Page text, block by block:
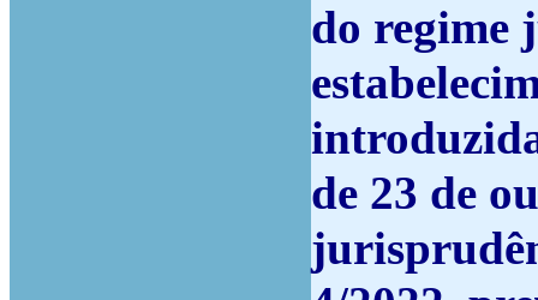
do regime
de 23 de